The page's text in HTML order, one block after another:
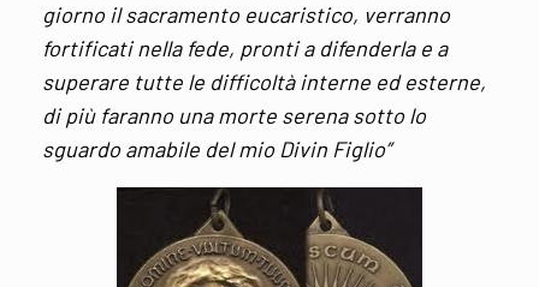
giorno il sacramento eucaristico, verranno
fortificati nella fede, pronti a difenderla e a
superare tutte le difficoltà interne ed esterne,
di più faranno una morte serena sotto lo
sguardo amabile del mio Divin Figlio”